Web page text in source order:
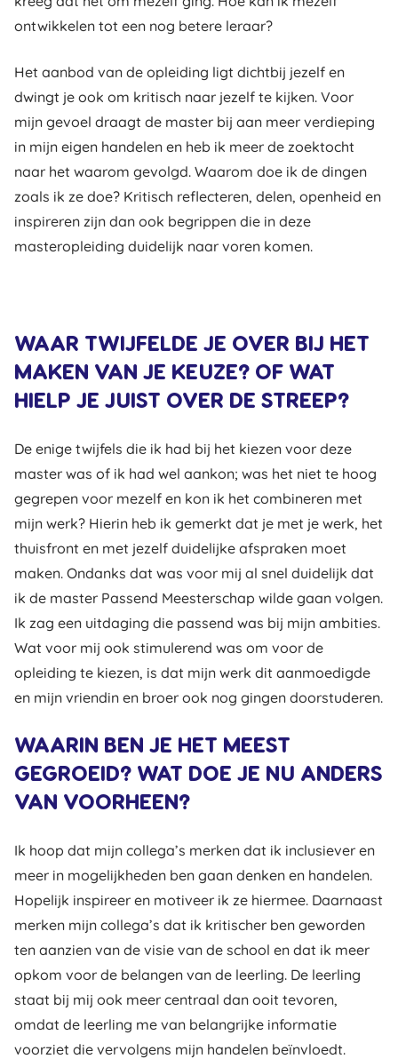
ontwikkelen tot een nog betere leraar?
Het aanbod van de opleiding ligt dichtbij jezelf en
dwingt je ook om kritisch naar jezelf te kijken. Voor
mijn gevoel draagt de master bij aan meer verdieping
in mijn eigen handelen en heb ik meer de zoektocht
naar het waarom gevolgd. Waarom doe ik de dingen
zoals ik ze doe? Kritisch reflecteren, delen, openheid en
inspireren zijn dan ook begrippen die in deze
masteropleiding duidelijk naar voren komen.
WAAR TWIJFELDE JE OVER BIJ HET
MAKEN VAN JE KEUZE? OF WAT
HIELP JE JUIST OVER DE STREEP?
De enige twijfels die ik had bij het kiezen voor deze
master was of ik had wel aankon; was het niet te hoog
gegrepen voor mezelf en kon ik het combineren met
mijn werk? Hierin heb ik gemerkt dat je met je werk, het
thuisfront en met jezelf duidelijke afspraken moet
maken. Ondanks dat was voor mij al snel duidelijk dat
ik de master Passend Meesterschap wilde gaan volgen.
Ik zag een uitdaging die passend was bij mijn ambities.
Wat voor mij ook stimulerend was om voor de
opleiding te kiezen, is dat mijn werk dit aanmoedigde
en mijn vriendin en broer ook nog gingen doorstuderen.
WAARIN BEN JE HET MEEST
GEGROEID? WAT DOE JE NU ANDERS
VAN VOORHEEN?
Ik hoop dat mijn collega’s merken dat ik inclusiever en
meer in mogelijkheden ben gaan denken en handelen.
Hopelijk inspireer en motiveer ik ze hiermee. Daarnaast
merken mijn collega’s dat ik kritischer ben geworden
ten aanzien van de visie van de school en dat ik meer
opkom voor de belangen van de leerling. De leerling
staat bij mij ook meer centraal dan ooit tevoren,
omdat de leerling me van belangrijke informatie
voorziet die vervolgens mijn handelen beïnvloedt.